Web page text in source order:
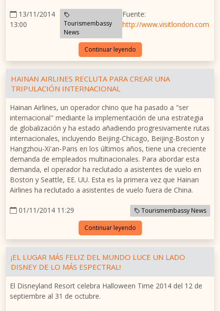
13/11/2014
13:00
Tourismembassy
News
Fuente:
http://www.visitlondon.com
Continuar leyendo
HAINAN AIRLINES RECLUTA PARA CREAR UNA
TRIPULACIÓN INTERNACIONAL
Hainan Airlines, un operador chino que ha pasado a "ser
internacional" mediante la implementación de una estrategia
de globalización y ha estado añadiendo progresivamente rutas
internacionales, incluyendo Beijing-Chicago, Beijing-Boston y
Hangzhou-Xi'an-Paris en los últimos años, tiene una creciente
demanda de empleados multinacionales. Para abordar esta
demanda, el operador ha reclutado a asistentes de vuelo en
Boston y Seattle, EE. UU. Esta es la primera vez que Hainan
Airlines ha reclutado a asistentes de vuelo fuera de China.
01/11/2014 11:29 Tourismembassy News
Continuar leyendo
¡EL LUGAR MÁS FELIZ DEL MUNDO LUCE UN LADO
DISNEY DE LO MÁS ESPECTRAL!
El Disneyland Resort celebra Halloween Time 2014 del 12 de
septiembre al 31 de octubre.